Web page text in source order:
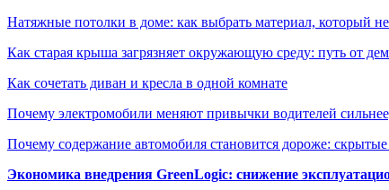
Натяжные потолки в доме: как выбрать материал, который
Как старая крыша загрязняет окружающую среду: путь от
Как сочетать диван и кресла в одной комнате
Почему электромобили меняют привычки водителей
Почему содержание автомобиля становится дороже:
Экономика внедрения GreenLogic: снижение